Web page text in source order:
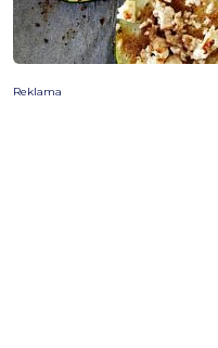
Reklama